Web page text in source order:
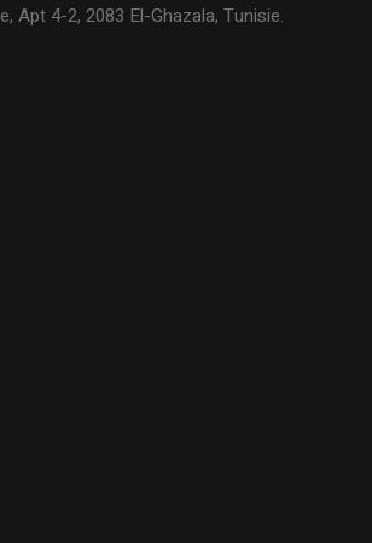
Apt 4-2, 2083 El-Ghazala, Tunisie.